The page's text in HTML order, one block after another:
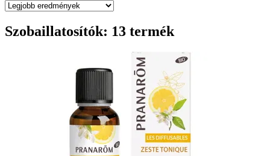
Szobaillatosítók: 13 termék